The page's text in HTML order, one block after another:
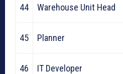
44 Warehouse Unit Head
45 Planner
46 IT Developer